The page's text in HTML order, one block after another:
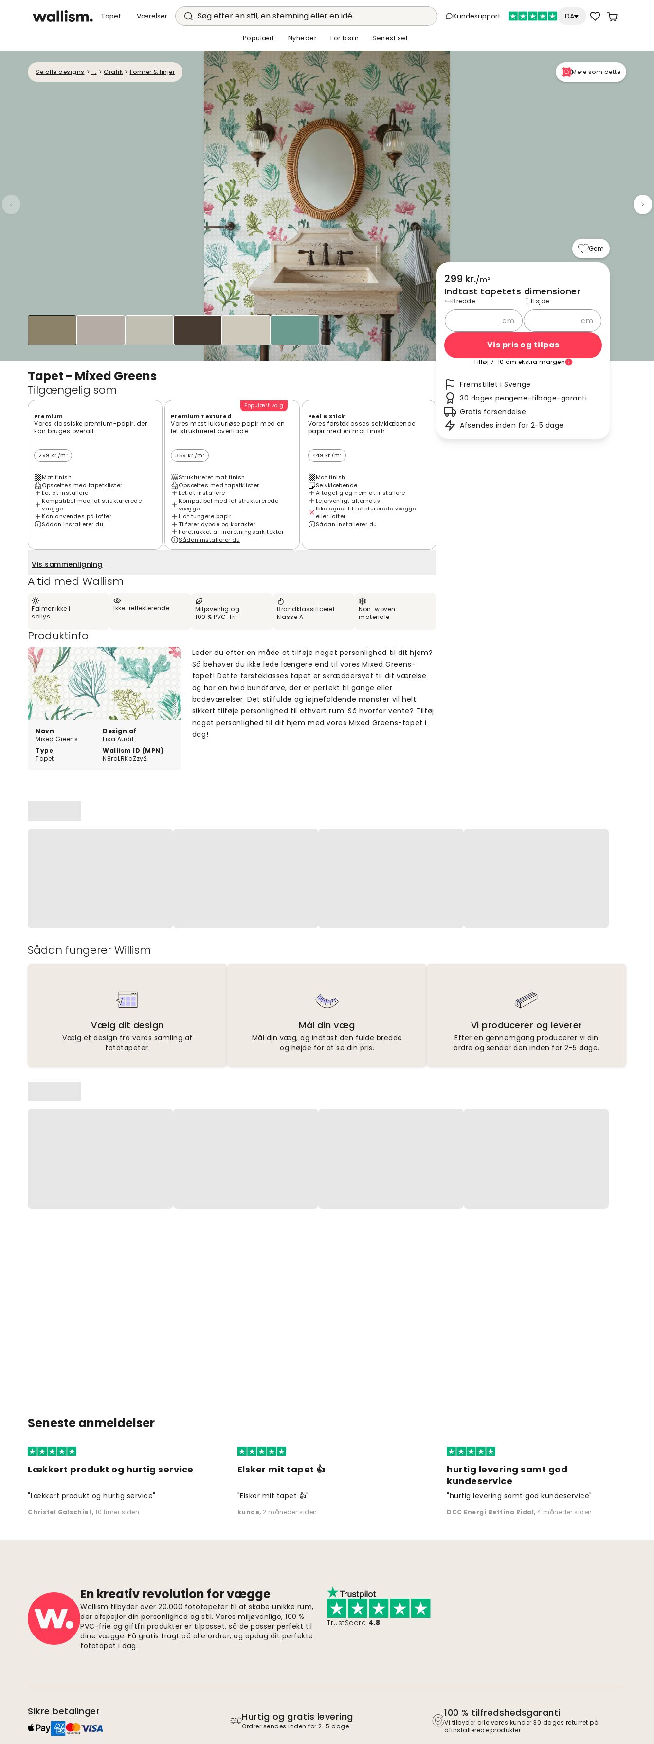
Tapet Værelser Søg efter en stil, en stemning eller en idé... Kundesupport DA
Populært Nyheder For børn Senest set
Se alle designs > ... > Grafik > Former & linjer Mere som dette
Tapet - Mixed Greens
Tilgængelig som
Premium
Vores klassiske premium-papir, der
kan bruges overalt
299 kr./m²
Mat finish
Opsættes med tapetklister
Let at installere
Kompatibel med let strukturerede
vægge
Kan anvendes på lofter
Sådan installerer du
Populært valg
Premium Textured
Vores mest luksuriøse papir med en
let struktureret overflade
359 kr./m²
Struktureret mat finish
Opsættes med tapetklister
Let at installere
Kompatibel med let strukturerede
vægge
Lidt tungere papir
Tilfører dybde og karakter
Foretrukket af indretningsarkitekter
Sådan installerer du
Peel & Stick
Vores førsteklasses selvklæbende
papir med en mat finish
449 kr./m²
Mat finish
Selvklæbende
Aftagelig og nem at installere
Lejervenligt alternativ
Ikke egnet til teksturerede vægge
eller lofter
Sådan installerer du
Vis sammenligning
Altid med Wallism
Falmer ikke i
sollys
Ikke-reflekterende
Miljøvenlig og
100 % PVC-fri
Brandklassificeret
klasse A
Non-woven
materiale
Produktinfo
Navn
Mixed Greens
Design af
Lisa Audit
Type
Tapet
Wallism ID (MPN)
N8raLRKaZzy2
Leder du efter en måde at tilføje noget personlighed til dit hjem?
Så behøver du ikke lede længere end til vores Mixed Greens-
tapet! Dette førsteklasses tapet er skræddersyet til dit værelse
og har en hvid bundfarve, der er perfekt til gange eller
badeværelser. Det stilfulde og iøjnefaldende mønster vil helt
sikkert tilføje personlighed til ethvert rum. Så hvorfor vente? Tilføj
noget personlighed til dit hjem med vores Mixed Greens-tapet i
dag!
Gem
299 kr./m²
Indtast tapetets dimensioner
Bredde
cm
Højde
cm
Vis pris og tilpas
Tilføj 7-10 cm ekstra margen
Fremstillet i Sverige
30 dages pengene-tilbage-garanti
Gratis forsendelse
Afsendes inden for 2-5 dage
Sådan fungerer Willism
Vælg dit design
Vælg et design fra vores samling af
fototapeter.
Mål din væg
Mål din væg, og indtast den fulde bredde
og højde for at se din pris.
Vi producerer og leverer
Efter en gennemgang producerer vi din
ordre og sender den inden for 2-5 dage.
Seneste anmeldelser
Lækkert produkt og hurtig service
"Lækkert produkt og hurtig service"
Christel Galschiøt, 10 timer siden
Elsker mit tapet 👍
"Elsker mit tapet 👍"
kunde, 2 måneder siden
hurtig levering samt god
kundeservice
"hurtig levering samt god kundeservice"
DCC Energi Bettina Ridal, 4 måneder siden
En kreativ revolution for vægge
Wallism tilbyder over 20.000 fototapeter til at skabe unikke rum,
der afspejler din personlighed og stil. Vores miljøvenlige, 100 %
PVC-frie og giftfri produkter er tilpasset, så de passer perfekt til
dine vægge. Få gratis fragt på alle ordrer, og opdag dit perfekte
fototapet i dag.
TrustScore 4.8
Sikre betalinger Hurtig og gratis levering
Ordrer sendes inden for 2-5 dage.
100 % tilfredshedsgaranti
Vi tilbyder alle vores kunder 30 dages returret på
afinstallerede produkter.